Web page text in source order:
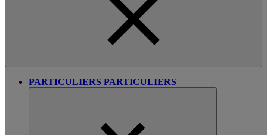
PARTICULIERS PARTICULIERS